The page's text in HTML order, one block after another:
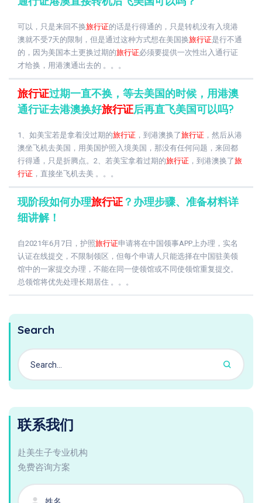
可以，只是来回不换旅行证的话是行得通的，只是转机没有入境港
澳就不受7天的限制，但是通过这种方式想在美国换旅行证是行不通
的，因为美国本土更换过期的旅行证必须要提供一次性出入通行证
才给换，用港澳通出去的 。。。
旅行证过期一直不换，等去美国的时候，用港澳
通行证去港澳换好旅行证后再直飞美国可以吗?
1、如美宝若是拿着没过期的旅行证 ，到港澳换了旅行证 ，然后从港
澳坐飞机去美国，用美国护照入境美国，那没有任何问题，来回都
行得通，只是折腾点。2、若美宝拿着过期的旅行证 ，到港澳换了旅
行证 ，直接坐飞机去美 。。。
现阶段如何办理旅行证 ？办理步骤、准备材料详
细讲解！
自2021年6月7日，护照旅行证申请将在中国领事APP上办理，实名
认证在线提交，不限制领区，但每个申请人只能选择在中国驻美领
馆中的一家提交办理，不能在同一使领馆或不同使领馆重复提交。
总领馆将优先处理长期居住 。。。
Search
联系我们
赴美生子专业机构
免费咨询方案